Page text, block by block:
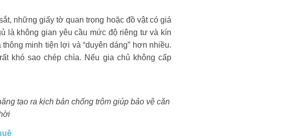
những giấy tờ quan trọng hoặc đồ vật có giá
là không gian yêu cầu mức độ riêng tư và kín
minh tiện lợi và “duyên dáng” hơn nhiều.
khó sao chép chìa. Nếu gia chủ không cấp
tạo ra kịch bản chống trộm giúp bảo vệ căn